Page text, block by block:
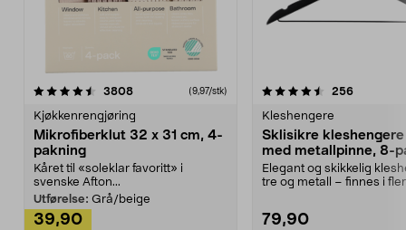
3808anmeldelser(9,97/stk)
Kjøkkenrengjøring
Mikrofiberklut 32 x 31 cm, 4-
pakning
Kåret til «soleklar favoritt» i
svenske Afton...
Utførelse: Grå/beige
39,90
4.5av 5 stjerner 256
Kleshengere
Sklisikre
med metallpinne, 8-
Elegant og skikkelig
tre og metall – finnes i
79,90
4.5av 5 stjerner